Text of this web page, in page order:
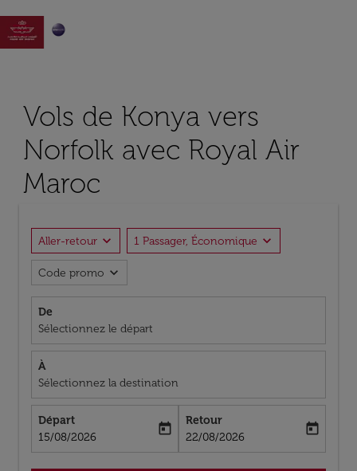

Vols de Konya vers
Norfolk avec Royal Air
Maroc
Aller-retour expand_more 1 Passager, Économique expand_more
Code promo expand_more
De
Sélectionnez le départ
À
Sélectionnez la destination
Départ
fc-booking-departure-date-aria-label
15/08/2026
today
Retour
fc-booking-return-date-aria-label
22/08/2026
today